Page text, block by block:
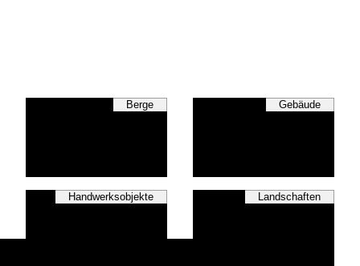
Berge Gebäude
Handwerksobjekte Landschaften